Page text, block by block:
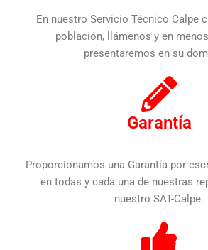
En nuestro Servicio Técnico Calpe
población, llámenos y en
presentaremos en su
Garantía
Proporcionamos una Garantía por
en todas y cada una de nuestras
nuestro SAT-Calpe.